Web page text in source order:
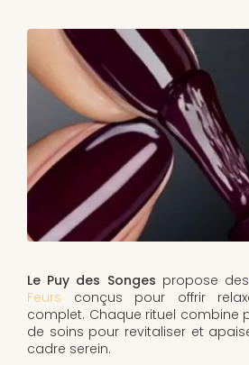
Le Puy des Songes propose des
Feurs conçus pour offrir
complet. Chaque rituel combine
de soins pour revitaliser et
cadre serein.